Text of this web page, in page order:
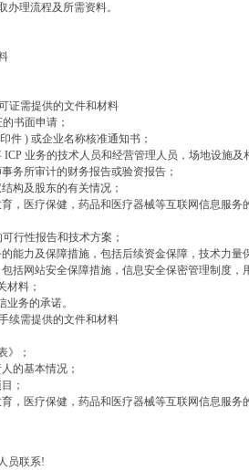
办理流程及所需资料。
证需提供的文件和材料
书面申请；
件 ) 或企业名称核准通知书；
业务的技术人员和经营管理人员，场地设施及
务所审计的财务报告或验资报告；
构及股东的有关情况；
，医疗保健，药品和医疗器械等互联网信息服
行性报告和技术方案；
能力及保障措施，包括后续资金保障，技术力量
括网站安全保障措施，信息安全保密管理制度，
材料；
业务的承诺。
续需提供的文件和材料
》；
的基本情况；
；
，医疗保健，药品和医疗器械等互联网信息服
员联系!